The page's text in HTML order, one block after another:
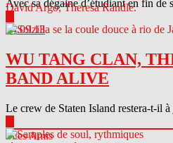
Avec sa dégaine d’étudiant en fin de
04.09.13
WU TANG CLAN,
BAND ALIVE
Le crew de Staten Island restera-t-il
Sites Amis